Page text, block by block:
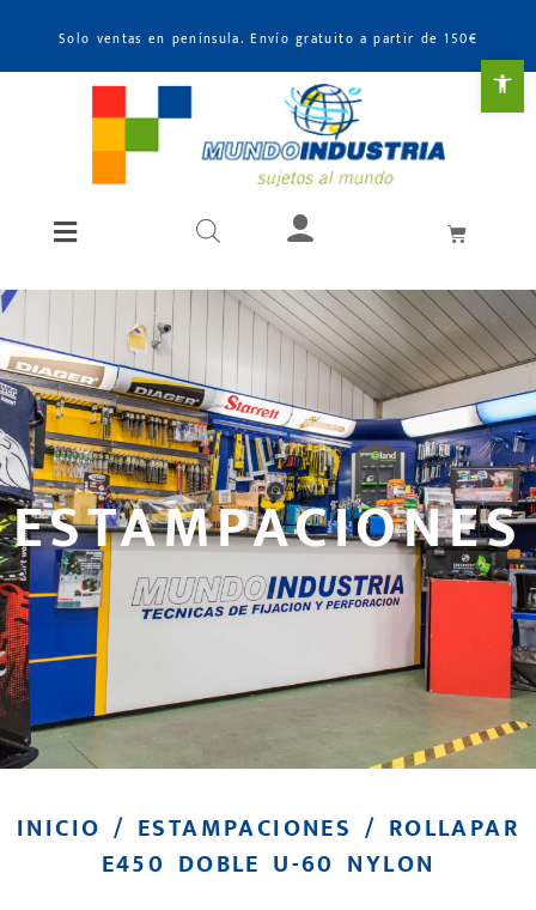
Solo ventas en península. Envío gratuito a partir de 150€
ESTAMPACIONES
INICIO / ESTAMPACIONES / ROLLAPAR
E450 DOBLE U-60 NYLON